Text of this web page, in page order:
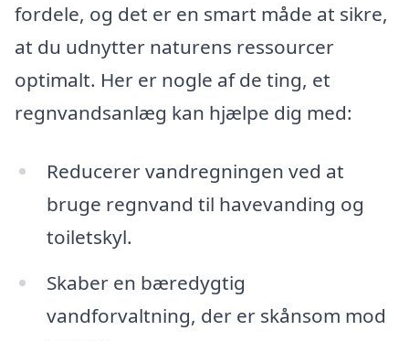
fordele, og det er en smart måde at sikre,
at du udnytter naturens ressourcer
optimalt. Her er nogle af de ting, et
regnvandsanlæg kan hjælpe dig med:
Reducerer vandregningen ved at
bruge regnvand til havevanding og
toiletskyl.
Skaber en bæredygtig
vandforvaltning, der er skånsom mod